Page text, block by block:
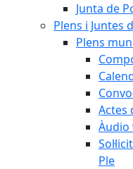
Junta de
Plens i Juntes
Plens
Actes
Àudio
Ple